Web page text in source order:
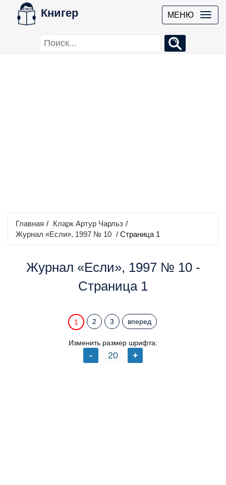
Книгер МЕНЮ
Главная / Кларк Артур Чарльз /
Журнал «Если», 1997 № 10 / Страница 1
Журнал «Если», 1997 № 10 -
Страница 1
1 2 3 вперед
Изменить размер шрифта: